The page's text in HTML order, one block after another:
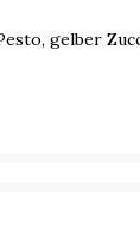
gelber